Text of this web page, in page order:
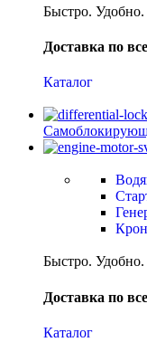
Быстро.
Доставка по
Каталог
Быстро.
Доставка по
Каталог